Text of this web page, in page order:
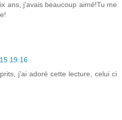
ans, j'avais beaucoup aimé!Tu me
19:16
j'ai adoré cette lecture, celui ci